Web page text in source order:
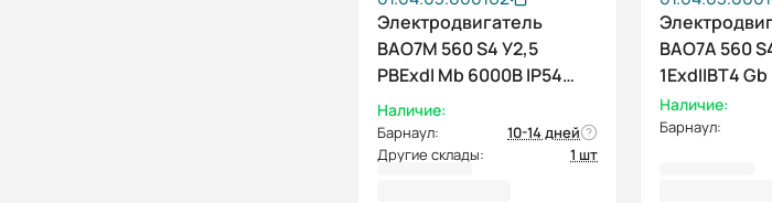
Электродвигатель
ВАО7М 560 S4 У2,5
PBExdI Mb 6000В IP54
500/1500 IM1001
Наличие:
Барнаул:
10-14 дней
Другие склады:
1 шт
ВАО7А 560
1ExdIIBT4
500/1500
Наличие:
Барнаул: